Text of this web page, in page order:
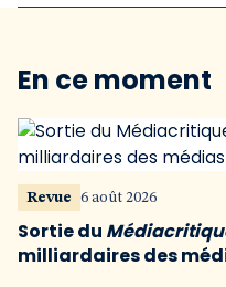
En ce moment
Revue 6 août 2026
Sortie du
milliardaires des